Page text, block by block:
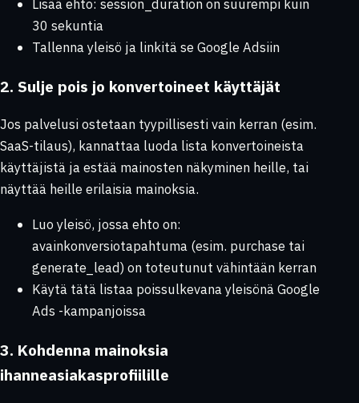
Lisää ehto: session_durationon suurempi kuin
30 sekuntia
Tallenna yleisö ja linkitä se Google Adsiin
2. Sulje pois jo konvertoineet käyttäjät
Jos palvelusi ostetaan tyypillisesti vain kerran (esim.
SaaS-tilaus), kannattaa luoda lista konvertoineista
käyttäjistä ja estää mainosten näkyminen heille, tai
näyttää heille erilaisia mainoksia.
Luo yleisö, jossa ehto on:
avainkonversiotapahtuma (esim. purchase tai
generate_lead) on toteutunut vähintään kerran
Käytä tätä listaa poissulkevana yleisönä Google
Ads -kampanjoissa
3. Kohdenna mainoksia
ihanneasiakasprofiilille